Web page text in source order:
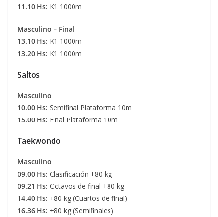
11.10 Hs: K1 1000m
Masculino – Final
13.10 Hs: K1 1000m
13.20 Hs: K1 1000m
Saltos
Masculino
10.00 Hs: Semifinal Plataforma 10m
15.00 Hs: Final Plataforma 10m
Taekwondo
Masculino
09.00 Hs: Clasificación +80 kg
09.21 Hs: Octavos de final +80 kg
14.40 Hs: +80 kg (Cuartos de final)
16.36 Hs: +80 kg (Semifinales)